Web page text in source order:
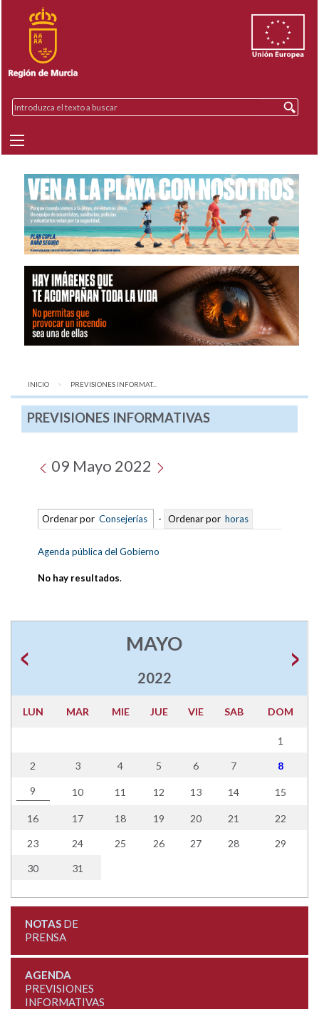
INICIO AQUÍ:
PREVISIONES INFORMAT...
PREVISIONES INFORMATIVAS
09 Mayo 2022
Ordenar por Consejerías - Ordenar por horas
Agenda pública del Gobierno
No hay resultados.
MAYO
2022
LUN MAR MIE JUE VIE SAB DOM
1
2 3 4 5 6 7 8
9 10 11 12 13 14 15
16 17 18 19 20 21 22
23 24 25 26 27 28 29
30 31
NOTASDE
PRENSA
AGENDA
PREVISIONES
INFORMATIVAS